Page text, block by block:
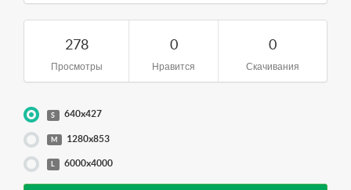
278
Просмотры
0
Нравится
0
Скачивания
S 640x427
M 1280x853
L 6000x4000